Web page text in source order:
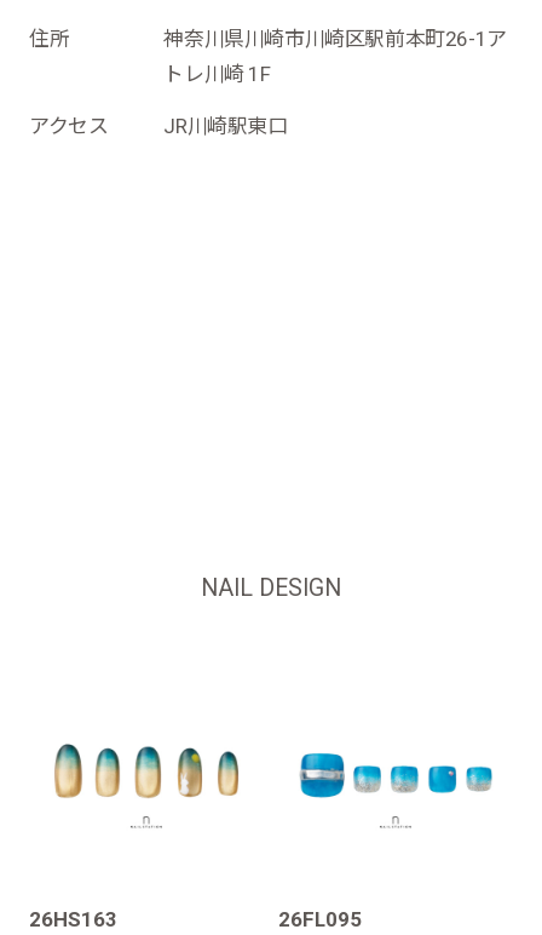
住所
神奈川県川崎市川崎区駅前本町26-1ア
トレ川崎 1F
アクセス JR川崎駅東口
NAIL DESIGN
26HS163 26FL095